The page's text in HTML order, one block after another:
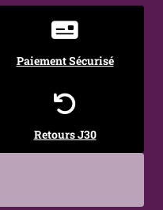
Paiement Sécurisé
Retours J30